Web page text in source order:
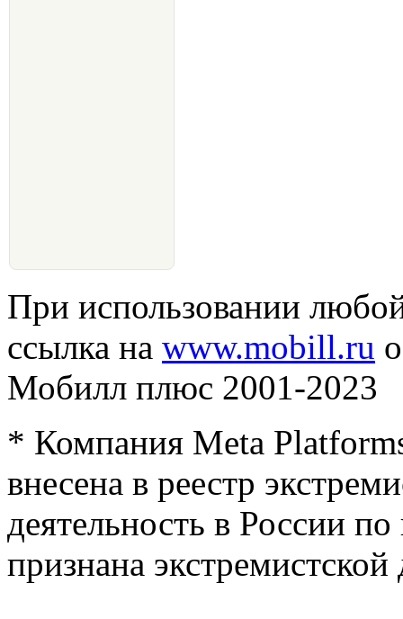
При использовании
ссылка на www.mobill.ru
Мобилл плюс 2001-2023
* Компания Meta
внесена в реестр
деятельность в России
признана